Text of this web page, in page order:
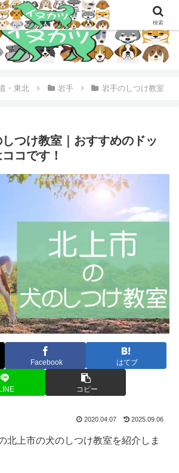
・東北 岩手 岩手のしつけ教室
つけ教室｜おすすめのドッ
コです！
Facebook はてブ
LINE コピー
2020.04.07 2025.09.06
北上市の犬のしつけ教室を紹介しま
検索